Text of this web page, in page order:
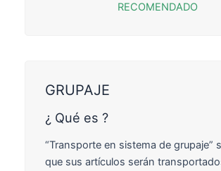
RECOMENDADO
GRUPAJE
¿ Qué es ?
“Transporte en sistema de grupaje”
que sus artículos serán